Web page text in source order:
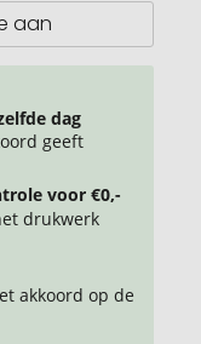
aan
dag
geeft
voor €0,-
drukwerk
akkoord op de